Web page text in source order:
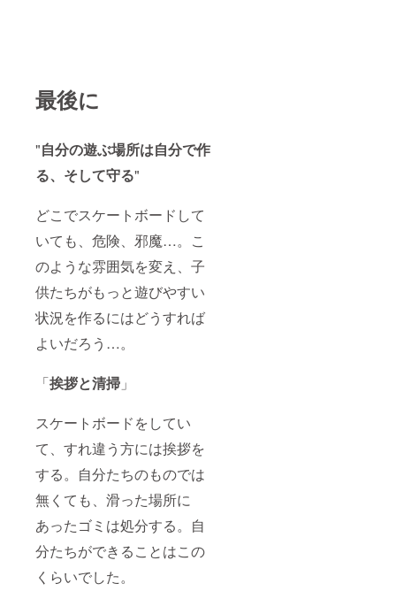
最後に
"自分の遊ぶ場所は自分で作
る、そして守る"
どこでスケートボードして
いても、危険、邪魔…。こ
のような雰囲気を変え、子
供たちがもっと遊びやすい
状況を作るにはどうすれば
よいだろう…。
「挨拶と清掃 」
スケートボードをしてい
て、すれ違う方には挨拶を
する。自分たちのものでは
無くても、滑った場所に
あったゴミは処分する。自
分たちができることはこの
くらいでした。